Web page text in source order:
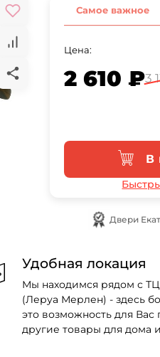
Самое важное
Цена:
2 610 ₽3
В
Двери
Удобная локация
Мы находимся рядом с
(Леруа Мерлен) - здесь
это возможность для Вас
другие товары для дома